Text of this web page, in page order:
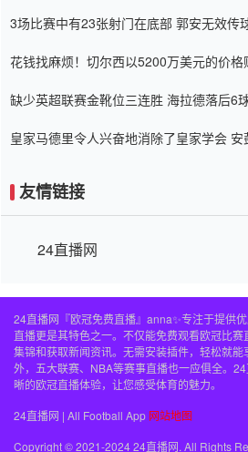
3场比赛中有23张射门在底部 郭安无效传
花钱找麻烦！切尔西以5200万美元的价
缺少英超联赛金靴位三连胜 海拉德落后6
皇家马德里令人兴奋地消除了皇家学会 安
友情链接
24直播网
24直播网『欧冠免费直播』anna✨专注于提供
直播更是其特色之一。不仅能免费观看欧冠比
集锦和获取新闻资讯。无需安装插件，轻松就
外，五大联赛、NBA等赛事直播也一应俱全。
晰的欧冠直播体验，让您感受体育的魅力。
24直播网 | All Football App 网站地图
Copyright © 2021-2024 24直播网. All Rights